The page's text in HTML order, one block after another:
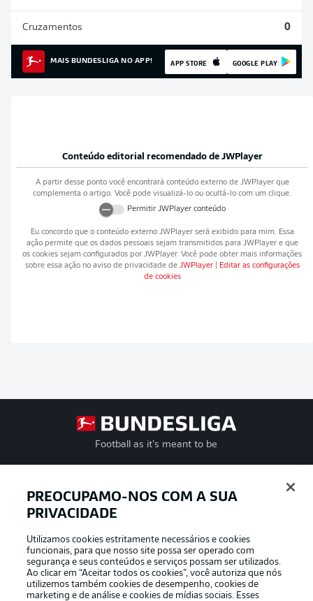
Cruzamentos 0
MAIS BUNDESLIGA NO APP! APP STORE GOOGLE PLAY
Conteúdo editorial recomendado de JWPlayer
A partir desse ponto você encontrará conteúdo externo de JWPlayerque
complementa o artigo. Você pode visualizá-lo ou ocultá-lo com um clique.
Permitir JWPlayerconteúdo
Eu concordo que o conteúdo externo JWPlayerserá exibido para mim. Essa
ação permite que os dados pessoais sejam transmitidos para JWPlayere que
os cookies sejam configurados por JWPlayer. Você pode obter mais informações
sobre essa ação no aviso de privacidade de JWPlayer
Editar as configurações
de cookies
Football as it’s meant to be
APLICATIVO DA BUNDESLIGA
Oferecido por
PREOCUPAMO-NOS COM A SUA
PRIVACIDADE
Utilizamos cookies estritamente necessários e cookies
funcionais, para que nosso site possa ser operado com
segurança e seus conteúdos e serviços possam ser utilizados.
Ao clicar em “Aceitar todos os cookies”, você autoriza que nós
utilizemos também cookies de desempenho, cookies de
marketing e de análise e cookies de mídias sociais. Esses